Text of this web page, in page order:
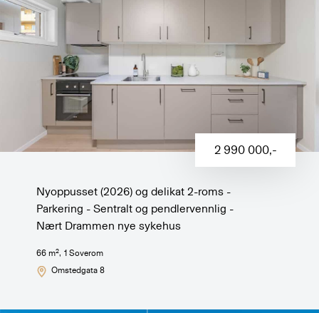
2 990 000,-
Nyoppusset (2026) og delikat 2-roms -
Parkering - Sentralt og pendlervennlig -
Nært Drammen nye sykehus
66 m2, 1 Soverom
Omstedgata 8